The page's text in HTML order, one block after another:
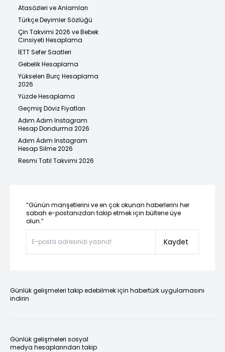
Atasözleri ve Anlamları
Türkçe Deyimler Sözlüğü
Çin Takvimi 2026 ve Bebek
Cinsiyeti Hesaplama
İETT Sefer Saatleri
Gebelik Hesaplama
Yükselen Burç Hesaplama
2026
Yüzde Hesaplama
Geçmiş Döviz Fiyatları
Adım Adım Instagram
Hesap Dondurma 2026
Adım Adım Instagram
Hesap Silme 2026
Resmi Tatil Takvimi 2026
“Günün manşetlerini ve en çok okunan haberlerini her
sabah e-postanızdan takip etmek için bültene üye
olun.”
Kaydet
Günlük gelişmeleri takip edebilmek için habertürk uygulamasını
indirin
Günlük gelişmeleri sosyal
medya hesaplarından takip